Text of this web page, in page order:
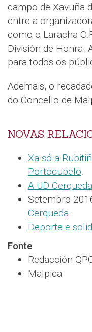
campo de Xavuña
entre a
como o Laracha
División de Honra.
para todos os
Ademais, o
do Concello de
NOVAS
Xa só a
Portocubelo.
A UD
Setembro
Cerqueda.
Deporte e
Fonte
Redacción
Malpica